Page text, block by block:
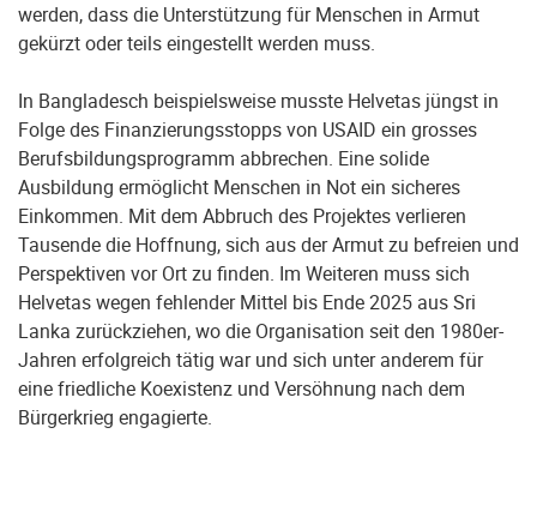
werden, dass die Unterstützung für Menschen in Armut
gekürzt oder teils eingestellt werden muss.
In Bangladesch beispielsweise musste Helvetas jüngst in
Folge des Finanzierungsstopps von USAID ein grosses
Berufsbildungsprogramm abbrechen. Eine solide
Ausbildung ermöglicht Menschen in Not ein sicheres
Einkommen. Mit dem Abbruch des Projektes verlieren
Tausende die Hoffnung, sich aus der Armut zu befreien und
Perspektiven vor Ort zu finden. Im Weiteren muss sich
Helvetas wegen fehlender Mittel bis Ende 2025 aus Sri
Lanka zurückziehen, wo die Organisation seit den 1980er-
Jahren erfolgreich tätig war und sich unter anderem für
eine friedliche Koexistenz und Versöhnung nach dem
Bürgerkrieg engagierte.